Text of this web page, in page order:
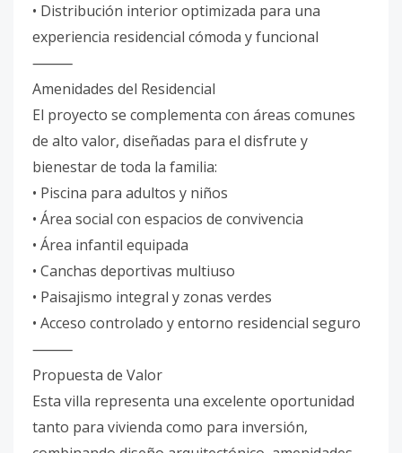
• Distribución interior optimizada para una
experiencia residencial cómoda y funcional
⸻
Amenidades del Residencial
El proyecto se complementa con áreas comunes
de alto valor, diseñadas para el disfrute y
bienestar de toda la familia:
• Piscina para adultos y niños
• Área social con espacios de convivencia
• Área infantil equipada
• Canchas deportivas multiuso
• Paisajismo integral y zonas verdes
• Acceso controlado y entorno residencial seguro
⸻
Propuesta de Valor
Esta villa representa una excelente oportunidad
tanto para vivienda como para inversión,